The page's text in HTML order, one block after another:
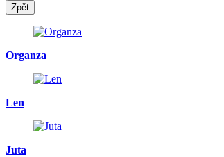
Zpět
Organza
Len
Juta